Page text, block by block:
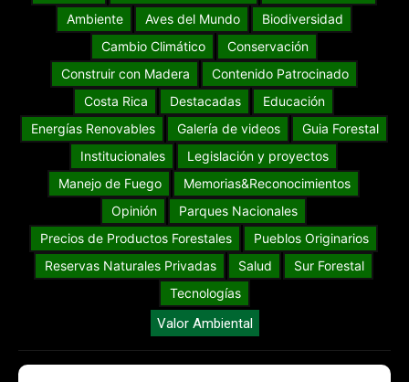
Ambiente
Aves del Mundo
Biodiversidad
Cambio Climático
Conservación
Construir con Madera
Contenido Patrocinado
Costa Rica
Destacadas
Educación
Energías Renovables
Galería de videos
Guia Forestal
Institucionales
Legislación y proyectos
Manejo de Fuego
Memorias&Reconocimientos
Opinión
Parques Nacionales
Precios de Productos Forestales
Pueblos Originarios
Reservas Naturales Privadas
Salud
Sur Forestal
Tecnologías
Valor Ambiental